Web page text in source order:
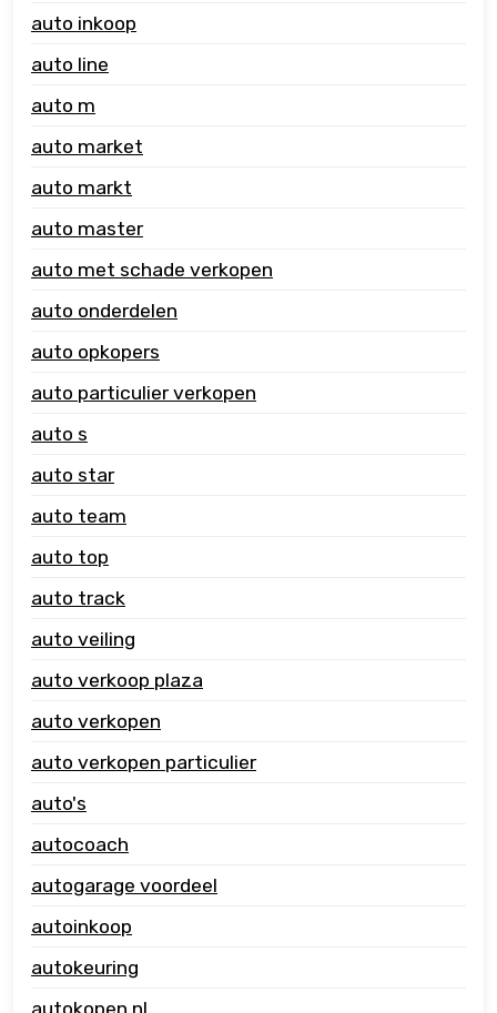
auto inkoop
auto line
auto m
auto market
auto markt
auto master
auto met schade verkopen
auto onderdelen
auto opkopers
auto particulier verkopen
auto s
auto star
auto team
auto top
auto track
auto veiling
auto verkoop plaza
auto verkopen
auto verkopen particulier
auto's
autocoach
autogarage voordeel
autoinkoop
autokeuring
autokopen nl